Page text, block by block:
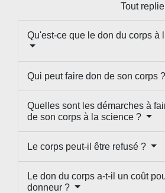
Tout
Qu'est-ce que le don du corps à
Qui peut faire don de son corps ?
Quelles sont les démarches à
de son corps à la science ?
Le corps peut-il être refusé ?
Le don du corps a-t-il un coût
donneur ?